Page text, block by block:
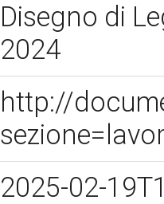
Disegno di
2024
http://
2025-02-